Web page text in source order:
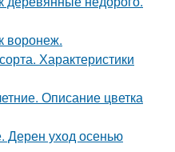
воронеж.
Характеристики
Описание цветка
Дерен уход осенью